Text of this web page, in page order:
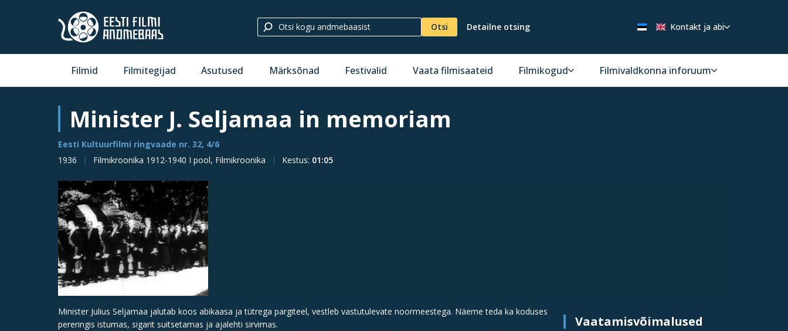
Otsi Detailne otsing Kontakt ja abi
Filmid Filmitegijad Asutused Märksõnad Festivalid Vaata filmisaateid Filmikogud Filmivaldkonna inforuum
Minister J. Seljamaa in memoriam
Eesti Kultuurfilmi ringvaade nr. 32, 4/6
1936
Filmikroonika 1912-1940 I pool, Filmikroonika Kestus: 01:05
Minister Julius Seljamaa jalutab koos abikaasa ja tütrega pargiteel, vestleb vastutulevate noormeestega. Näeme teda ka koduses
pereringis istumas, sigarit suitsetamas ja ajalehti sirvimas.
Vaatamisvõimalused